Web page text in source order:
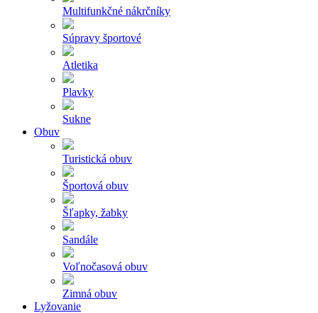
Multifunkčné nákrčníky
Súpravy športové
Atletika
Plavky
Sukne
Obuv
Turistická obuv
Športová obuv
Šľapky, žabky
Sandále
Voľnočasová obuv
Zimná obuv
Lyžovanie